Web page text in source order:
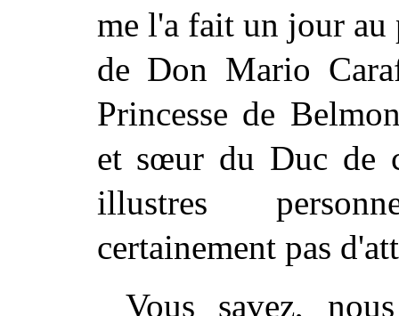
me l'a fait un jour au
de Don Mario
Princesse de
et sœur du Duc de
illustres
certainement pas
Vous savez,